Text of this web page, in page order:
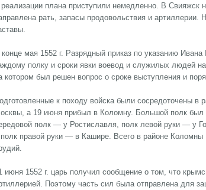
реализации плана приступили немедленно. В
рать, запасы продовольствия и
конце мая 1552 г. Разрядный приказ по указанию
полку и сроки явки воевод и служилых людей
котором был решен вопрос о сроке выступления и
к походу войска были сосредоточены
а 19 июня прибыл в Коломну. Большой полк
полк — у Ростиславля, полк левой руки — у
правой руки — в Кашире. Всего в районе
июня 1552 г. царь получил сообщение о том, что
Поэтому часть сил была отправлена для